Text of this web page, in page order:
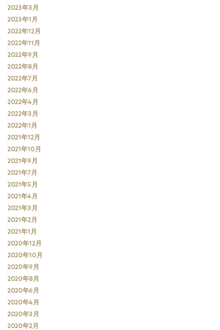
2023年3月
2023年1月
2022年12月
2022年11月
2022年9月
2022年8月
2022年7月
2022年6月
2022年4月
2022年3月
2022年1月
2021年12月
2021年10月
2021年9月
2021年7月
2021年5月
2021年4月
2021年3月
2021年2月
2021年1月
2020年12月
2020年10月
2020年9月
2020年8月
2020年6月
2020年4月
2020年3月
2020年2月